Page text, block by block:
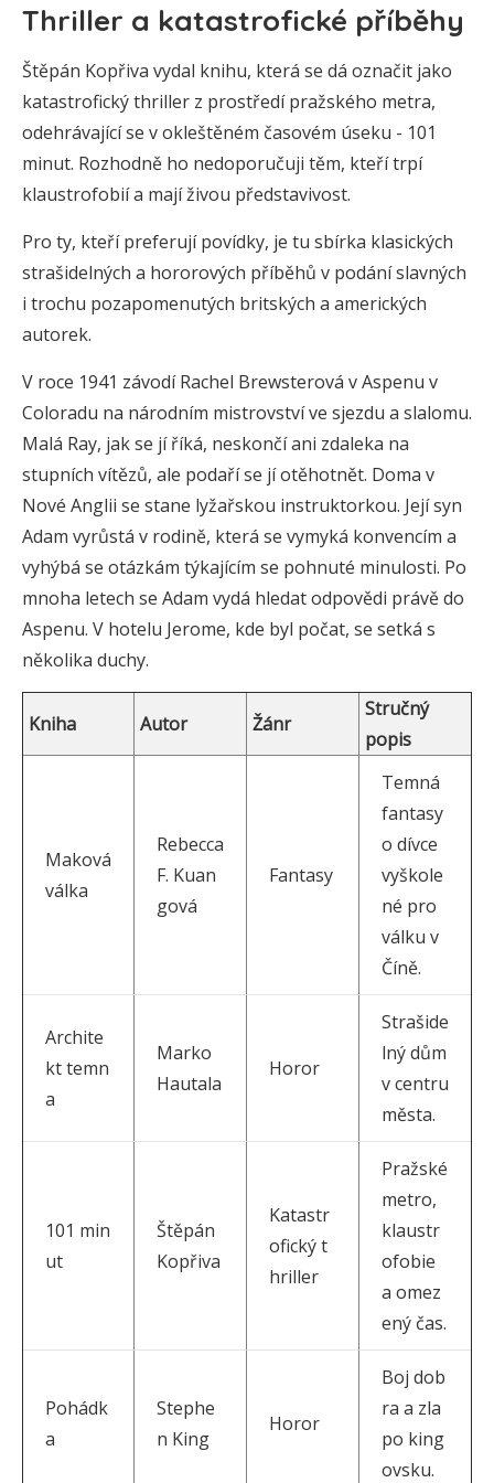
Thriller a katastrofické příběhy
Štěpán Kopřiva vydal knihu, která se dá označit jako
katastrofický thriller z prostředí pražského metra,
odehrávající se v okleštěném časovém úseku - 101
minut. Rozhodně ho nedoporučuji těm, kteří trpí
klaustrofobií a mají živou představivost.
Pro ty, kteří preferují povídky, je tu sbírka klasických
strašidelných a hororových příběhů v podání slavných
i trochu pozapomenutých britských a amerických
autorek.
V roce 1941 závodí Rachel Brewsterová v Aspenu v
Coloradu na národním mistrovství ve sjezdu a slalomu.
Malá Ray, jak se jí říká, neskončí ani zdaleka na
stupních vítězů, ale podaří se jí otěhotnět. Doma v
Nové Anglii se stane lyžařskou instruktorkou. Její syn
Adam vyrůstá v rodině, která se vymyká konvencím a
vyhýbá se otázkám týkajícím se pohnuté minulosti. Po
mnoha letech se Adam vydá hledat odpovědi právě do
Aspenu. V hotelu Jerome, kde byl počat, se setká s
několika duchy.
Kniha Autor Žánr
Stručný
popis
Maková
válka
Rebecca
F. Kuan
gová
Fantasy
Temná
fantasy
o dívce
vyškole
né pro
válku v
Číně.
Archite
kt temn
a
Marko
Hautala
Horor
Strašide
lný dům
v centru
města.
101 min
ut
Štěpán
Kopřiva
Katastr
ofický t
hriller
Pražské
metro,
klaustr
ofobie
a omez
ený čas.
Pohádk
a
Stephe
n King
Horor
Boj dob
ra a zla
po king
ovsku.